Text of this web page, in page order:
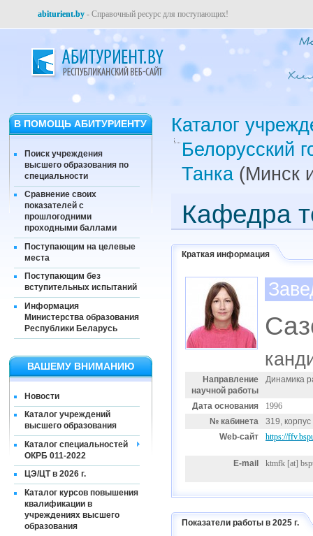
abiturient.by - Справочный ресурс для поступающих!
В ПОМОЩЬ АБИТУРИЕНТУ
Поиск учреждения
высшего образования по
специальности
Сравнение своих
показателей с
прошлогодними
проходными баллами
Поступающим на целевые
места
Поступающим без
вступительных испытаний
Информация
Министерства образования
Республики Беларусь
ВАШЕМУ ВНИМАНИЮ
Новости
Каталог учреждений
высшего образования
Каталог специальностей
ОКРБ 011-2022
ЦЭ/ЦТ в 2026 г.
Каталог курсов повышения
квалификации в
учреждениях высшего
образования
Каталог
Белорусский
Танка (Минск
Кафедра
Краткая информация
Направление
научной работы
Динамика
Дата основания
1996
№ кабинета
319,
Web-сайт
https://
E-mail ktmfk [at]
Показатели работы в 2025 г.